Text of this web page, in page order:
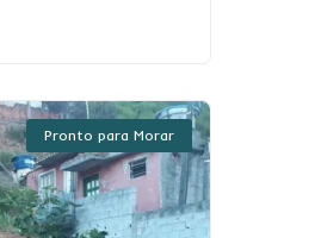
Pronto para Morar